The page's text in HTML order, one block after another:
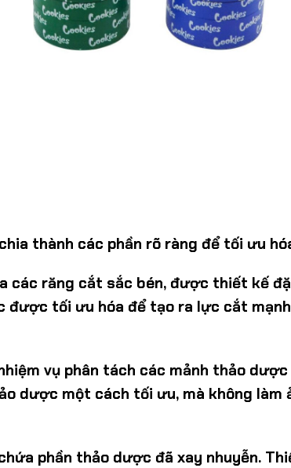
thành các phần rõ ràng để tối ưu
các răng cắt sắc bén, được thiết kế
được tối ưu hóa để tạo ra lực cắt
vụ phân tách các mảnh thảo
dược một cách tối ưu, mà không
phần thảo dược đã xay nhuyễn.